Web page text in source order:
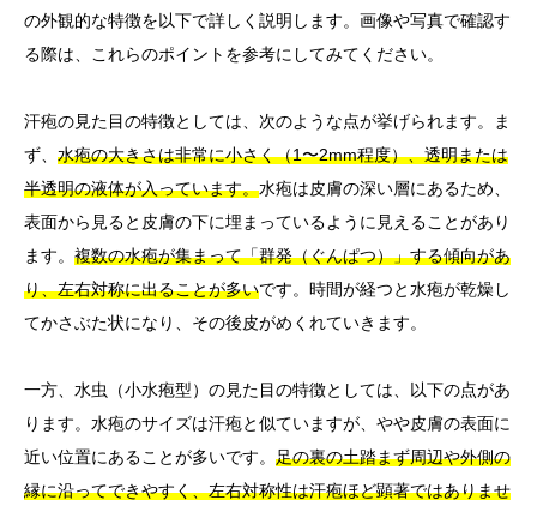
の外観的な特徴を以下で詳しく説明します。画像や写真で確認す
る際は、これらのポイントを参考にしてみてください。
汗疱の見た目の特徴としては、次のような点が挙げられます。ま
ず、 水疱の大きさは非常に小さく（1〜2mm程度）、透明または
半透明の液体が入っています。水疱は皮膚の深い層にあるため、
表面から見ると皮膚の下に埋まっているように見えることがあり
ます。 複数の水疱が集まって「群発（ぐんぱつ）」する傾向があ
り、左右対称に出ることが多いです。時間が経つと水疱が乾燥し
てかさぶた状になり、その後皮がめくれていきます。
一方、水虫（小水疱型）の見た目の特徴としては、以下の点があ
ります。水疱のサイズは汗疱と似ていますが、やや皮膚の表面に
近い位置にあることが多いです。 足の裏の土踏まず周辺や外側の
縁に沿ってできやすく、左右対称性は汗疱ほど顕著ではありませ